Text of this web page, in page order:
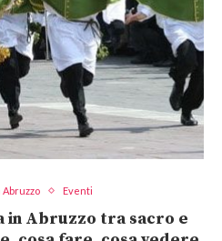
Abruzzo Eventi
in Abruzzo tra sacro e